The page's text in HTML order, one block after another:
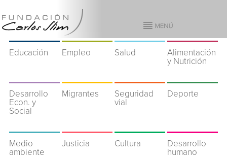
Educación Empleo Salud
Alimentación
y Nutrición
Desarrollo
Econ. y
Social
Migrantes
Seguridad
vial
Deporte
Medio
ambiente
Justicia Cultura
Desarrollo
humano